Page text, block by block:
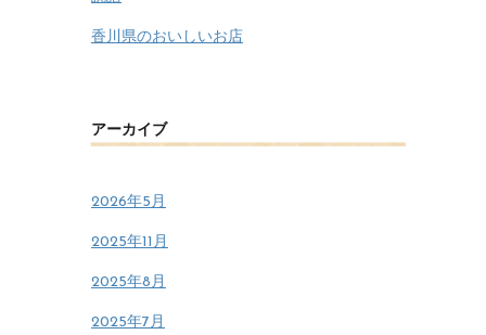
香川県のおいしいお店
アーカイブ
2026年5月
2025年11月
2025年8月
2025年7月